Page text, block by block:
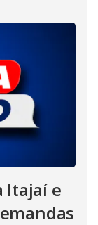
Itajaí e